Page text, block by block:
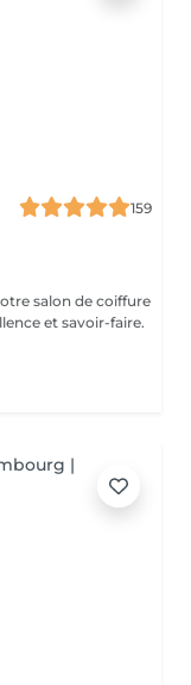
159
salon de coiffure
et savoir-faire.